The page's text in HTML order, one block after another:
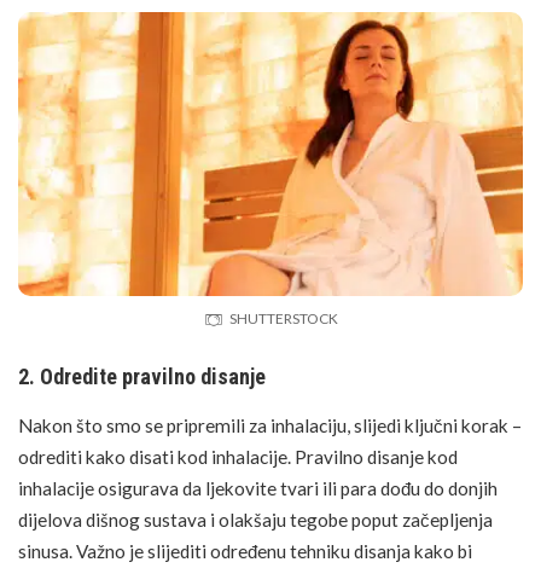
SHUTTERSTOCK
2. Odredite pravilno disanje
Nakon što smo se pripremili za inhalaciju, slijedi ključni korak –
odrediti kako disati kod inhalacije. Pravilno disanje kod
inhalacije osigurava da ljekovite tvari ili para dođu do donjih
dijelova dišnog sustava i olakšaju tegobe poput začepljenja
sinusa. Važno je slijediti određenu tehniku disanja kako bi